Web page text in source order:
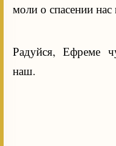
моли о спасении
Радуйся, Ефреме
наш.